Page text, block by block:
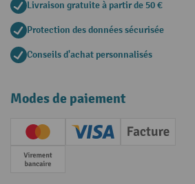
Livraison gratuite à partir de 50 €
Protection des données sécurisée
Conseils d'achat personnalisés
Modes de paiement
Creditcard (Master)Creditcard (Visa)
Facture
Paiement anticipé